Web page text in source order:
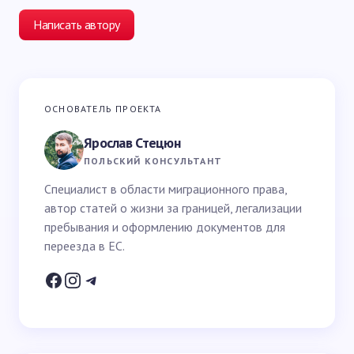
Написать автору
Ваш адрес email не будет опубликован.
Ваш вопрос *
Ваше имя *
Email *
ОСНОВАТЕЛЬ ПРОЕКТА
Ярослав Стецюн
ПОЛЬСКИЙ КОНСУЛЬТАНТ
Специалист в области миграционного права,
автор статей о жизни за границей, легализации
пребывания и оформлению документов для
переезда в ЕС.